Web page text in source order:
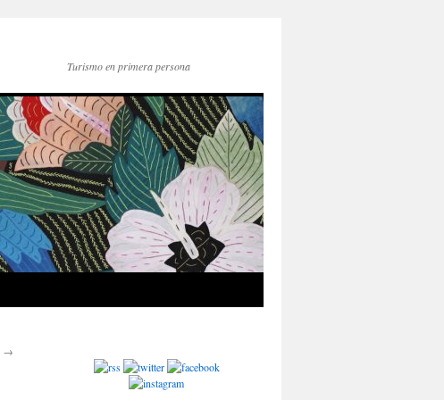
Turismo en primera persona
→